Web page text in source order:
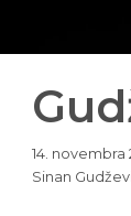
14. novembra
Sinan